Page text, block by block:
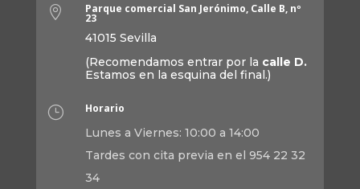
 Parque comercial San Jerónimo, Calle B, nº
23
41015 Sevilla
(Recomendamos entrar por la calle D.
Estamos en la esquina del final.)
} Horario
Lunes a Viernes: 10:00 a 14:00
Tardes con cita previa en el 954 22 32
34